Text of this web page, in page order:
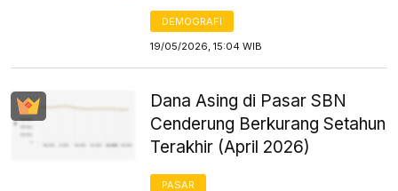
DEMOGRAFI
19/05/2026, 15:04 WIB
Dana Asing di Pasar SBN
Cenderung Berkurang Setahun
Terakhir (April 2026)
PASAR